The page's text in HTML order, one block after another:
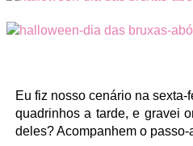
Eu fiz nosso cenário na
quadrinhos a tarde, e gravei
deles? Acompanhem o passo-